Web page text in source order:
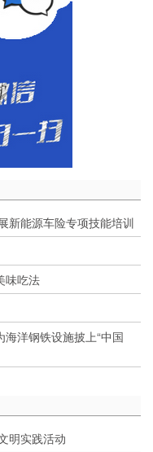
能源车险专项技能培训
味吃法
洋钢铁设施披上“中国
明实践活动